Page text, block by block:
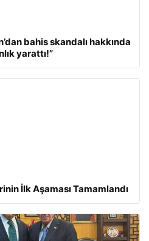
bahis skandalı hakkında
yarattı!”
İlk Aşaması Tamamlandı